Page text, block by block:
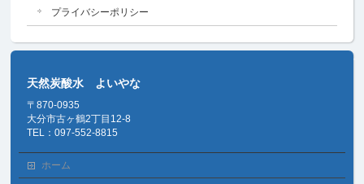
プライバシーポリシー
天然炭酸水 よいやな
〒870-0935
大分市古ヶ鶴2丁目12-8
TEL：097-552-8815
ホーム